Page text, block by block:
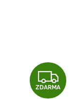
Z
ZDARMA